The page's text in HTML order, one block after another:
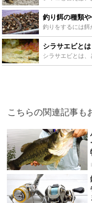
こちらの関連記事も